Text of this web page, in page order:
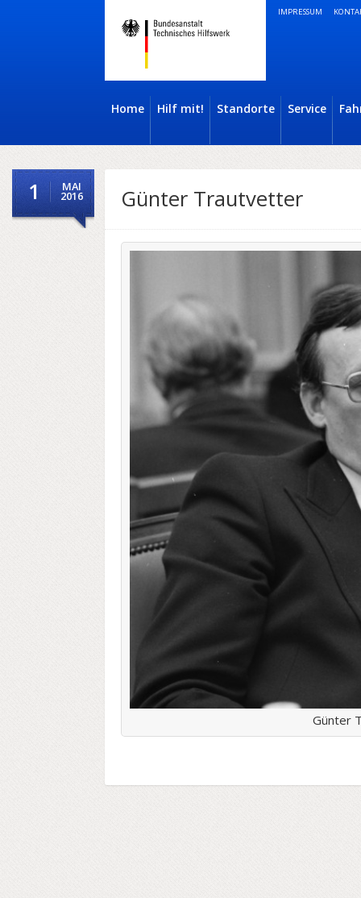
IMPRESSUM
Home Hilf mit! Standorte Service
1 MAI
2016 Günter Trautvetter
Günter